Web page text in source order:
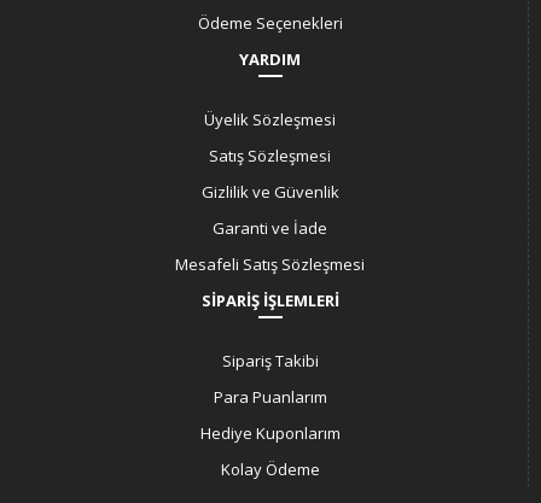
Ödeme Seçenekleri
YARDIM
Üyelik Sözleşmesi
Satış Sözleşmesi
Gizlilik ve Güvenlik
Garanti ve İade
Mesafeli Satış Sözleşmesi
SİPARİŞ İŞLEMLERİ
Sipariş Takibi
Para Puanlarım
Hediye Kuponlarım
Kolay Ödeme